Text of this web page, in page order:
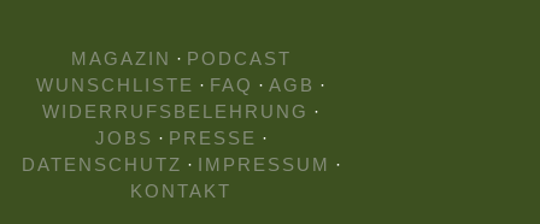
MAGAZIN · PODCAST
WUNSCHLISTE · FAQ · AGB ·
WIDERRUFSBELEHRUNG ·
JOBS · PRESSE ·
DATENSCHUTZ · IMPRESSUM ·
KONTAKT